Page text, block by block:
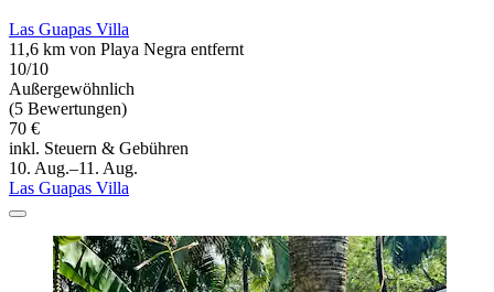
Las Guapas Villa
11,6 km von Playa Negra entfernt
10/10
Außergewöhnlich
(5 Bewertungen)
70 €
inkl. Steuern & Gebühren
10. Aug.–11. Aug.
Las Guapas Villa